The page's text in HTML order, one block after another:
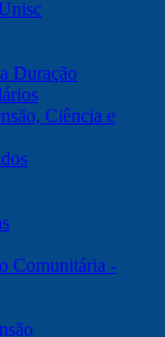
Duração
Ciência e
Comunitária -